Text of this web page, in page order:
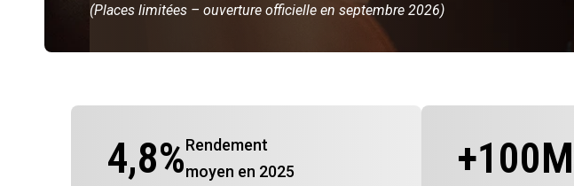
(Places limitées – ouverture officielle en septembre 2026)
4,8%Rendement
moyen en 2025
+100M